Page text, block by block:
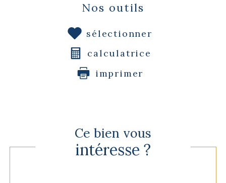
Nos outils
sélectionner
calculatrice
imprimer
Ce bien vous
intéresse ?